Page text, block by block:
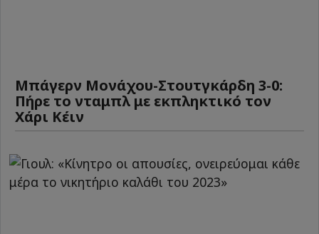
Μπάγερν Μονάχου-Στουτγκάρδη 3-0:
Πήρε το νταμπλ με εκπληκτικό τον
Χάρι Κέιν